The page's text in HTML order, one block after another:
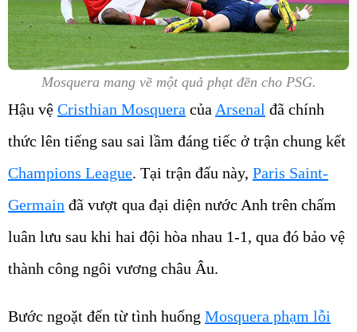
Mosquera mang về một quả phạt đền cho PSG.
Hậu vệ Cristhian Mosquera của Arsenal đã chính
thức lên tiếng sau sai lầm đáng tiếc ở trận chung kết
Champions League. Tại trận đấu này, Paris Saint-
Germain đã vượt qua đại diện nước Anh trên chấm
luân lưu sau khi hai đội hòa nhau 1-1, qua đó bảo vệ
thành công ngôi vương châu Âu.
Bước ngoặt đến từ tình huống Mosquera phạm lỗi